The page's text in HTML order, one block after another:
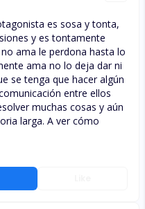
es sosa y tonta,
y es tontamente
ama le perdona hasta lo
ama no lo deja dar ni
se tenga que hacer algún
entre ellos
muchas cosas y aún
larga. A ver cómo